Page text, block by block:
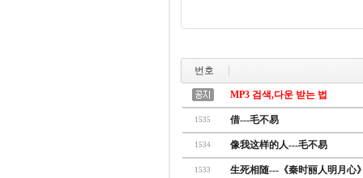
번호
MP3 검색,다운 받는 법
1535 借---毛不易
1534 像我这样的人---毛不易
1533 生死相随---《秦时丽人明月心